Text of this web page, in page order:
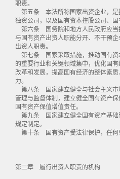
职责。
第五条 本法所称国家出资企业，是
独资公司，以及国有资本控股公司、国
第六条 国务院和地方人民政府应当
与国有资产出资人职能分开、不干预
出资人职责。
第七条 国家采取措施，推动国有资
的重要行业和关键领域集中，优化国
改革和发展，提高国有经济的整体素
力。
第八条 国家建立健全与社会主义市
管理与监督体制，建立健全国有资产
国有资产保值增值责任。
第九条 国家建立健全国有资产基础
规定制定。
第十条 国有资产受法律保护，任何
第二章 履行出资人职责的机构